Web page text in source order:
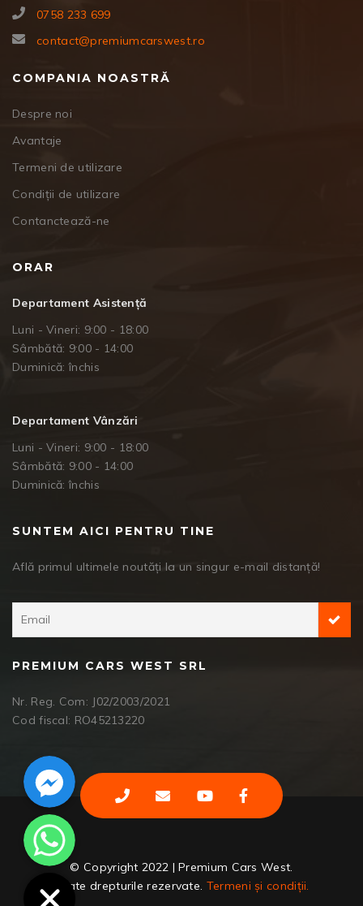
0758 233 699
contact@premiumcarswest.ro
COMPANIA NOASTRĂ
Despre noi
Avantaje
Termeni de utilizare
Condiții de utilizare
Contanctează-ne
ORAR
Departament Asistență
Luni - Vineri: 9:00 - 18:00
Sâmbătă: 9:00 - 14:00
Duminică: închis
Departament Vânzări
Luni - Vineri: 9:00 - 18:00
Sâmbătă: 9:00 - 14:00
Duminică: închis
SUNTEM AICI PENTRU TINE
Află primul ultimele noutăți la un singur e-mail distanță!
PREMIUM CARS WEST SRL
Nr. Reg. Com: J02/2003/2021
Cod fiscal: RO45213220
© Copyright 2022 | Premium Cars West.
Toate drepturile rezervate. Termeni și condiții.
Facebook Messenger
WhatsApp